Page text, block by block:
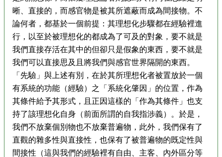
晰、直接的，而感官物是被其所遮蔽而成為間接物。不
論何者，都基於一個前提：其理想化步驟都在經驗裡進
行，以至於被理想化的都成為了可及的對象，要不就是
我們直接存活在其中的但卻只是假象的東西，要不就是
我們可以直接思及且將我們與感官世界隔開的東西。
「先驗」與上述有別，在於其所理想化者被置放於一個
有系統的功能（經驗）之「系統化肇因」的位置，作為
其條件給予其形式，且正因這樣的「作為其條件」也支
持了該理想化自身（前面所謂的自我指涉義）。於是，
我們不放棄個別物也不放棄普遍物，此外，我們保有了
直觀的雜多性與直接性，也保有了被普遍物的既定性與
間接性（這與我們的經驗裡有自由、主客、內外區分等